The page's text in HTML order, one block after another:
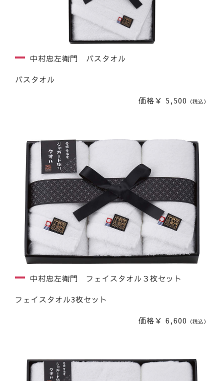
中村忠左衛門 バスタオル
バスタオル
価格￥ 5,500 （税込）
中村忠左衛門 フェイスタオル３枚セット
フェイスタオル3枚セット
価格￥ 6,600 （税込）